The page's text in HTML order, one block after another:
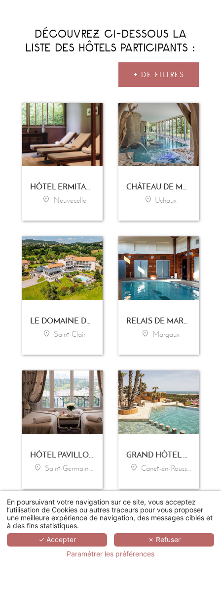
DÉCOUVREZ CI-DESSOUS LA
LISTE DES HÔTELS PARTICIPANTS :
+ DE FILTRES
HÔTEL ERMITAGE - EVIAN RESORT
Neuvecelle
CHÂTEAU DE MASSILLAN
Uchaux
LE DOMAINE DE SAINT-CLAIR
Saint-Clair Margaux
HÔTEL PAVILLON HENRI IV
Saint-Germain-en-Laye Canet-en-Roussillon
En poursuivant votre navigation sur ce site, vous acceptez
l’utilisation de Cookies ou autres traceurs pour vous proposer
une meilleure expérience de navigation, des messages ciblés et
à des fins statistiques.
✓ Accepter
✗ Refuser
Paramétrer les préférences